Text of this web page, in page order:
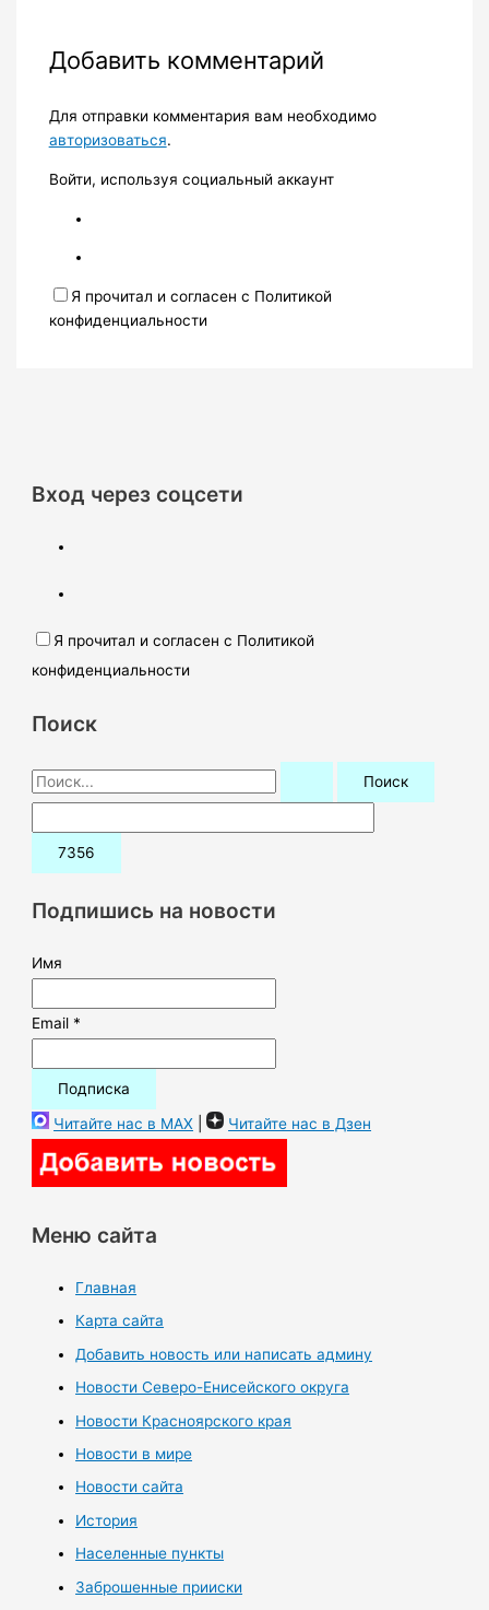
Добавить комментарий
Для отправки комментария вам необходимо
авторизоваться.
Войти, используя социальный аккаунт
Я прочитал и согласен с Политикой
конфиденциальности
Вход через соцсети
Я прочитал и согласен с Политикой
конфиденциальности
Поиск
П
о
и
:Подпишись на новости
Имя
Email *
Читайте нас в MAX | Читайте нас в Дзен
Меню сайта
Главная
Карта сайта
Добавить новость или написать админу
Новости Северо-Енисейского округа
Новости Красноярского края
Новости в мире
Новости сайта
История
Населенные пункты
Заброшенные прииски